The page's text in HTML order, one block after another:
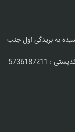
به بریدگی اول جنب